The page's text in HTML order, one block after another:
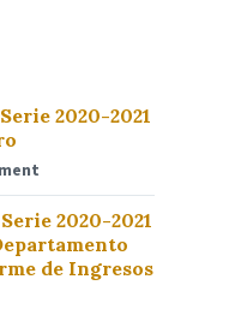
2020-2021
2020-2021
de Ingresos